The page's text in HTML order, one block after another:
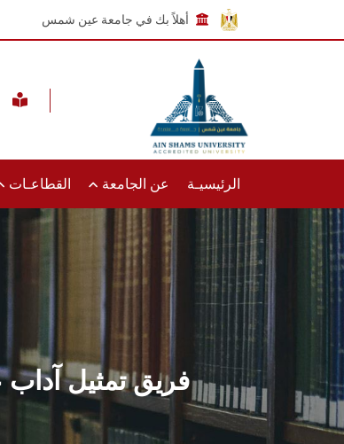
أهلاً بك في جامعة عين شمس
الرئيسيـة عن الجامعة القطاعـات
فريق تمثيل